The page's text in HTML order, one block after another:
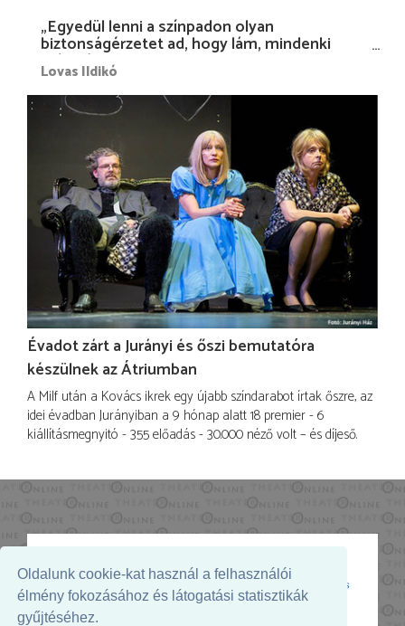
Oldalunk cookie-kat használ a felhasználói
élmény fokozásához és látogatási statisztikák
gyűjtéséhez.
„Egyedül lenni a színpadon olyan
biztonságérzetet ad, hogy lám, mindenki
más nélkül is megvagyok magammal…”
Lovas Ildikó
Évadot zárt a Jurányi és őszi bemutatóra
készülnek az Átriumban
A Milf után a Kovács ikrek egy újabb színdarabot írtak őszre, az
idei évadban Jurányiban a 9 hónap alatt 18 premier - 6
kiállításmegnyitó - 355 előadás - 30.000 néző volt – és díjeső.
Az oldal megjelenését támogatja: